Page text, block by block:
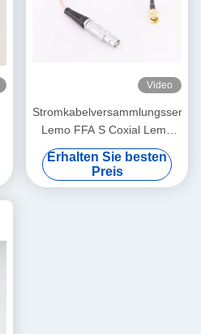
Video
Lemo FFA S Coxial Lemo
kundenspezifischer Mann zu
SMA Rf-Kabel
Erhalten Sie besten
Preis